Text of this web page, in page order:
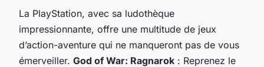
La PlayStation, avec sa ludothèque
impressionnante, offre une multitude de jeux
d’action-aventure qui ne manqueront pas de vous
émerveiller. God of War: Ragnarok : Reprenez le